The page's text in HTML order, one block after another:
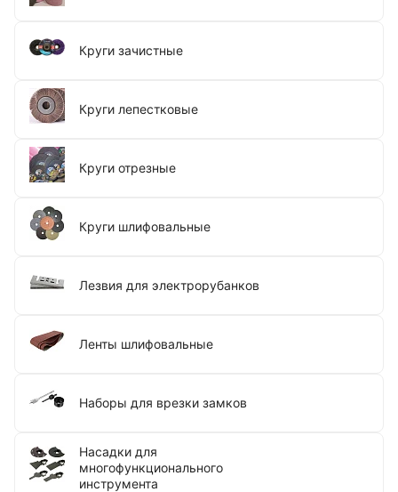
Круги зачистные
Круги лепестковые
Круги отрезные
Круги шлифовальные
Лезвия для электрорубанков
Ленты шлифовальные
Наборы для врезки замков
Насадки для
многофункционального
инструмента